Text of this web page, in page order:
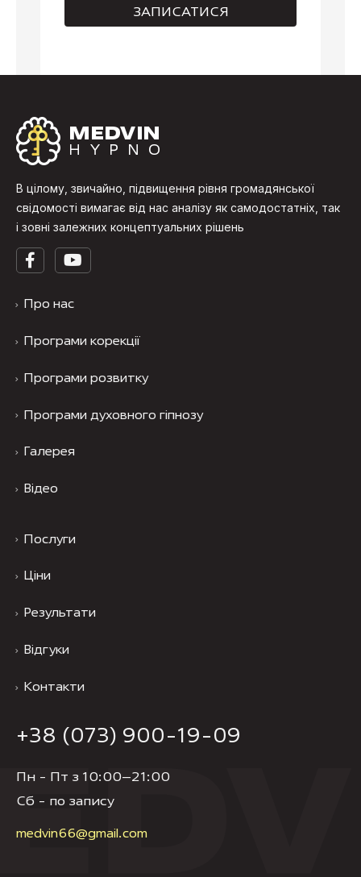
В цілому, звичайно, підвищення рівня громадянської
свідомості вимагає від нас аналізу як самодостатніх, так
і зовні залежних концептуальних рішень
Про нас
Програми корекції
Програми розвитку
Програми духовного гіпнозу
Галерея
Відео
Послуги
Ціни
Результати
Відгуки
Контакти
+38 (073) 900-19-09
Пн - Пт з 10:00–21:00
Cб - по запису
medvin66@gmail.com